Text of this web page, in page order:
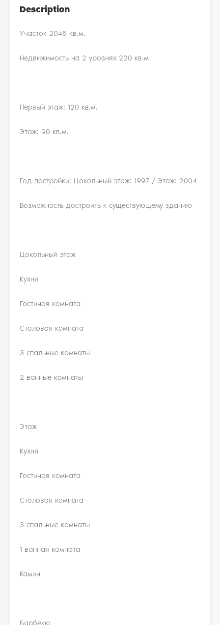
Description
Участок 2045 кв.м.
Недвижимость на 2 уровнях 220 кв.м
Первый этаж: 120 кв.м.
Этаж: 90 кв.м.
Год постройки: Цокольный этаж: 1997 / Этаж: 2004
Возможность достроить к существующему зданию
Цокольный этаж
Кухня
Гостиная комната
Столовая комната
3 спальные комнаты
2 ванные комнаты
Этаж
Кухня
Гостиная комната
Столовая комната
3 спальные комнаты
1 ванная комната
Камин
Барбекю